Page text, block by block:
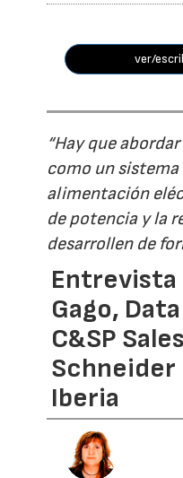
ver/
“Hay que
como un
alimentación
de potencia y la
desarrollen de
Gago,
C&SP
Iberia